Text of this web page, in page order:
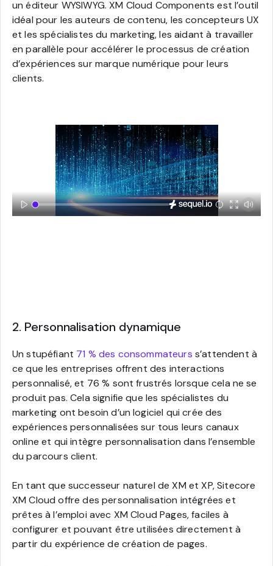
un éditeur WYSIWYG. XM Cloud Components est l’outil
idéal pour les auteurs de contenu, les concepteurs UX
et les spécialistes du marketing, les aidant à travailler
en parallèle pour accélérer le processus de création
d’expériences sur marque numérique pour leurs
clients.
2. Personnalisation dynamique
Un stupéfiant 71 % des consommateurs s’attendent à
ce que les entreprises offrent des interactions
personnalisé, et 76 % sont frustrés lorsque cela ne se
produit pas. Cela signifie que les spécialistes du
marketing ont besoin d’un logiciel qui crée des
expériences personnalisées sur tous leurs canaux
online et qui intègre personnalisation dans l’ensemble
du parcours client.
En tant que successeur naturel de XM et XP, Sitecore
XM Cloud offre des personnalisation intégrées et
prêtes à l’emploi avec XM Cloud Pages, faciles à
configurer et pouvant être utilisées directement à
partir du expérience de création de pages.